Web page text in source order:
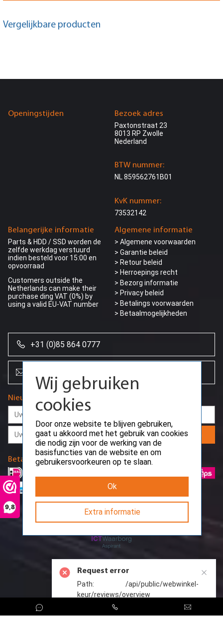
9,8
Vergelijkbare producten
Openingstijden
Belangerijke informatie
Parts & HDD / SSD worden de
zelfde werkdag verstuurd
indien besteld voor 15:00 en
opvoorraad
Customers outside the
Netherlands can make their
purchase ding VAT (0%) by
using a valid EU-VAT number
Algemene informatie
> Algemene voorwaarden
> Garantie beleid
> Retour beleid
> Herroepings recht
> Bezorg informatie
> Privacy beleid
> Betalings voorwaarden
> Betaalmogelijkheden
Bezoek adres
Paxtonstraat 23
8013 RP Zwolle
Nederland
BTW nummer:
NL 859562761B01
KvK nummer:
73532142
+31 (0)85 864 0777
Nieuwsbrief
Aanmelden
CreoServer © 2026 All rights reserved
Betaalmethodes
Wij gebruiken
cookies
Door onze website te blijven gebruiken,
gaat u akkoord met het gebruik van cookies
die nodig zijn voor de werking van de
basisfuncties van de website en om
gebruikersvoorkeuren op te slaan.
Ok
Extra informatie
Request error
Path: /api/public/webwinkel-
keur/reviews/overview